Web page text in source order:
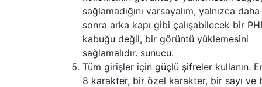
sağlamadığını varsayalım, yalnızca daha
sonra arka kapı gibi çalışabilecek bir
kabuğu değil, bir görüntü yüklemesini
sağlamalıdır. sunucu.
Tüm girişler için güçlü şifreler kullanın.
8 karakter, bir özel karakter, bir sayı ve